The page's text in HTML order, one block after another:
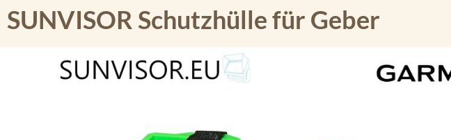
SUNVISOR Schutzhülle für Geber